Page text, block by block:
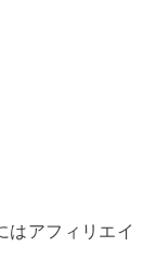
はアフィリエイ